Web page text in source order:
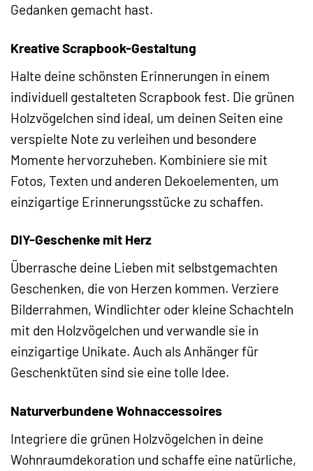
Gedanken gemacht hast.
Kreative Scrapbook-Gestaltung
Halte deine schönsten Erinnerungen in einem
individuell gestalteten Scrapbook fest. Die grünen
Holzvögelchen sind ideal, um deinen Seiten eine
verspielte Note zu verleihen und besondere
Momente hervorzuheben. Kombiniere sie mit
Fotos, Texten und anderen Dekoelementen, um
einzigartige Erinnerungsstücke zu schaffen.
DIY-Geschenke mit Herz
Überrasche deine Lieben mit selbstgemachten
Geschenken, die von Herzen kommen. Verziere
Bilderrahmen, Windlichter oder kleine Schachteln
mit den Holzvögelchen und verwandle sie in
einzigartige Unikate. Auch als Anhänger für
Geschenktüten sind sie eine tolle Idee.
Naturverbundene Wohnaccessoires
Integriere die grünen Holzvögelchen in deine
Wohnraumdekoration und schaffe eine natürliche,